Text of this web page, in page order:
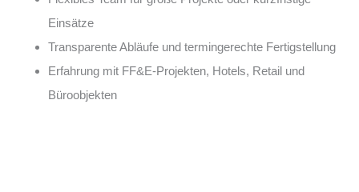
Einsätze
Transparente Abläufe und termingerechte Fertigstellung
Erfahrung mit FF&E-Projekten, Hotels, Retail und
Büroobjekten